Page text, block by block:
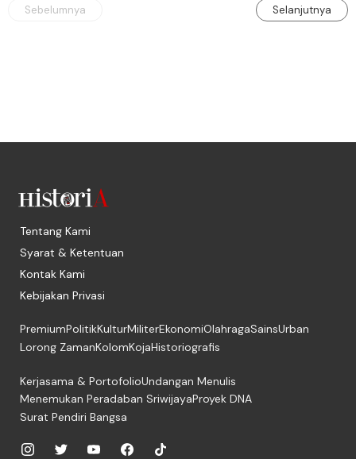
Sebelumnya Selanjutnya
Tentang Kami
Syarat & Ketentuan
Kontak Kami
Kebijakan Privasi
PremiumPolitikKulturMiliterEkonomiOlahragaSainsUrban
Lorong ZamanKolomKojaHistoriografis
Kerjasama & PortofolioUndangan Menulis
Menemukan Peradaban SriwijayaProyek DNA
Surat Pendiri Bangsa